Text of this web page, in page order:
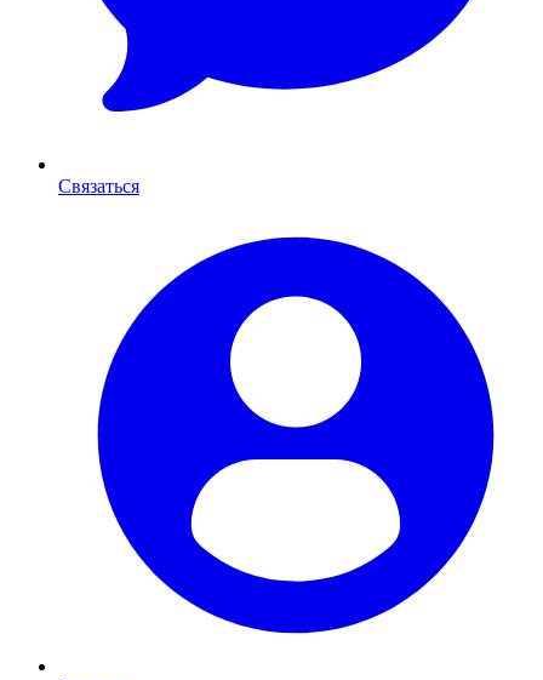
Связаться